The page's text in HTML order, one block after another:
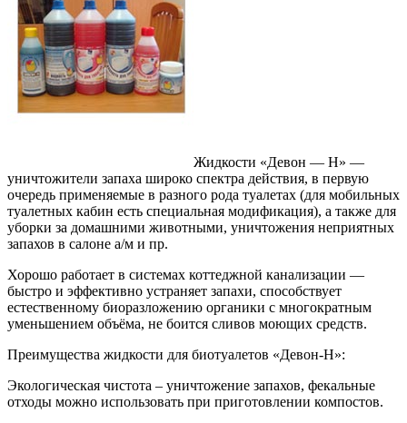
Жидкости «Девон — Н» —
уничтожители запаха широко спектра действия, в первую
очередь применяемые в разного рода туалетах (для мобильных
туалетных кабин есть специальная модификация), а также для
уборки за домашними животными, уничтожения неприятных
запахов в салоне а/м и пр.
Хорошо работает в системах коттеджной канализации —
быстро и эффективно устраняет запахи, способствует
естественному биоразложению органики с многократным
уменьшением объёма, не боится сливов моющих средств.
Преимущества жидкости для биотуалетов «Девон-Н»:
Экологическая чистота – уничтожение запахов, фекальные
отходы можно использовать при приготовлении компостов.